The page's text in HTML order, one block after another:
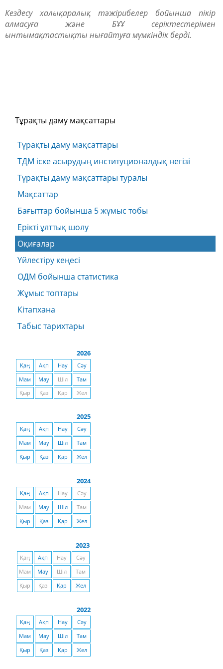
Кездесу халықаралық тәжірибелер бойынша пікір
алмасуға және БҰҰ серіктестерімен
ынтымақтастықты нығайтуға мүмкіндік берді.
Тұрақты даму мақсаттары
Тұрақты даму мақсаттары
ТДМ іске асырудың институционалдық негізі
Тұрақты даму мақсаттары туралы
Мақсаттар
Бағыттар бойынша 5 жұмыс тобы
Ерікті ұлттық шолу
Оқиғалар
Үйлестіру кеңесі
ОДМ бойынша статистика
Жұмыс топтары
Кітапхана
Табыс тарихтары
2026
Қаң Ақп Нау
Сәу
Мам
Мау Шіл
Там
Қыр
Қаз Қар Жел
2025
Қаң Ақп Нау
Сәу
Мам
Мау Шіл
Там
Қыр
Қаз Қар Жел
2024
Қаң Ақп Нау
Сәу
Мам
Мау Шіл
Там
Қыр
Қаз Қар Жел
2023
Қаң Ақп Нау
Сәу
Мам
Мау Шіл
Там
Қыр
Қаз Қар Жел
2022
Қаң Ақп Нау
Сәу
Мам
Мау Шіл
Там
Қыр
Қаз Қар Жел